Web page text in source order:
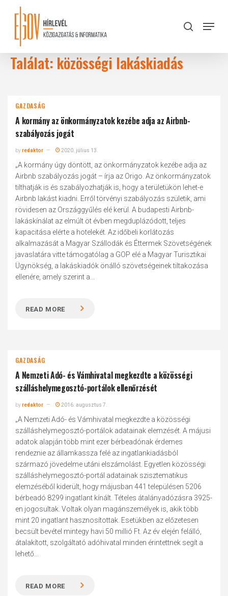
content
search
Menu
Találat: közösségi lakáskiadás
GAZDASÁG
A kormány az önkormányzatok kezébe adja az Airbnb-
szabályozás jogát
byredaktor 2020. július 13.
„A kormány úgy döntött, az önkormányzatok kezébe adja az
Airbnb szabályozás jogát – írja az Origo. Az önkormányzatok
tilthatják is és szabályozhatják is, hogy a területükön lehet-e
Airbnb lakást kiadni. Erről törvényi szabályozás születik, ami
rövidesen az Országgyűlés elé kerül. A budapesti Airbnb-
lakáskínálat az elmúlt öt évben megduplázódott, teljes
kapacitása elérte a hotelekét. Az időbeli korlátozás
alkalmazását a Magyar Szállodák és Éttermek Szövetségének
javaslatára vitte támogatólag a GOP elé a Magyar Turisztikai
Ügynökség, a lakáskiadók önálló szövetségeinek tiltakozása
ellenére, amely szerint a...
READ MORE
GAZDASÁG
A Nemzeti Adó- és Vámhivatal megkezdte a közösségi
szálláshelymegosztó-portálok ellenőrzését
byredaktor 2016. augusztus 7.
„A Nemzeti Adó- és Vámhivatal megkezdte a közösségi
szálláshelymegosztó-portálok adatainak elemzését. A májusi
adatok alapján több mint ezer bérbeadónak érdemes
rendeznie az államkassza felé az ingatlankiadásból
származó jövedelme utáni elszámolást. Egyetlen közösségi
szálláshelymegosztó-portál adatainak szisztematikus
elemzéséből kiderült, hogy májusban 441 településen 5206
bérbeadó 8299 ingatlant kínált. Tételes átalányadózásra 3925-
en jogosultak. Voltak olyan magánszemélyek is, akik több
mint 20 ingatlant hasznosítottak. Esetükben az előzetesen
becsült bevétel mintegy havi 50 millió Ft. Az év elején felálló,
átalakított, szolgáltató adóhivatal minden érintettnek segít a
lehető...
READ MORE
Close